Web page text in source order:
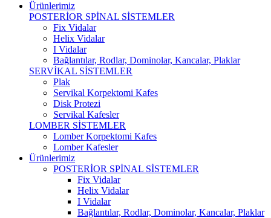
Ürünlerimiz
POSTERİOR SPİNAL SİSTEMLER
Fix Vidalar
Helix Vidalar
I Vidalar
Bağlantılar, Rodlar, Dominolar, Kancalar, Plaklar
SERVİKAL SİSTEMLER
Plak
Servikal Korpektomi Kafes
Disk Protezi
Servikal Kafesler
LOMBER SİSTEMLER
Lomber Korpektomi Kafes
Lomber Kafesler
Ürünlerimiz
POSTERİOR SPİNAL SİSTEMLER
Fix Vidalar
Helix Vidalar
I Vidalar
Bağlantılar, Rodlar, Dominolar, Kancalar, Plaklar